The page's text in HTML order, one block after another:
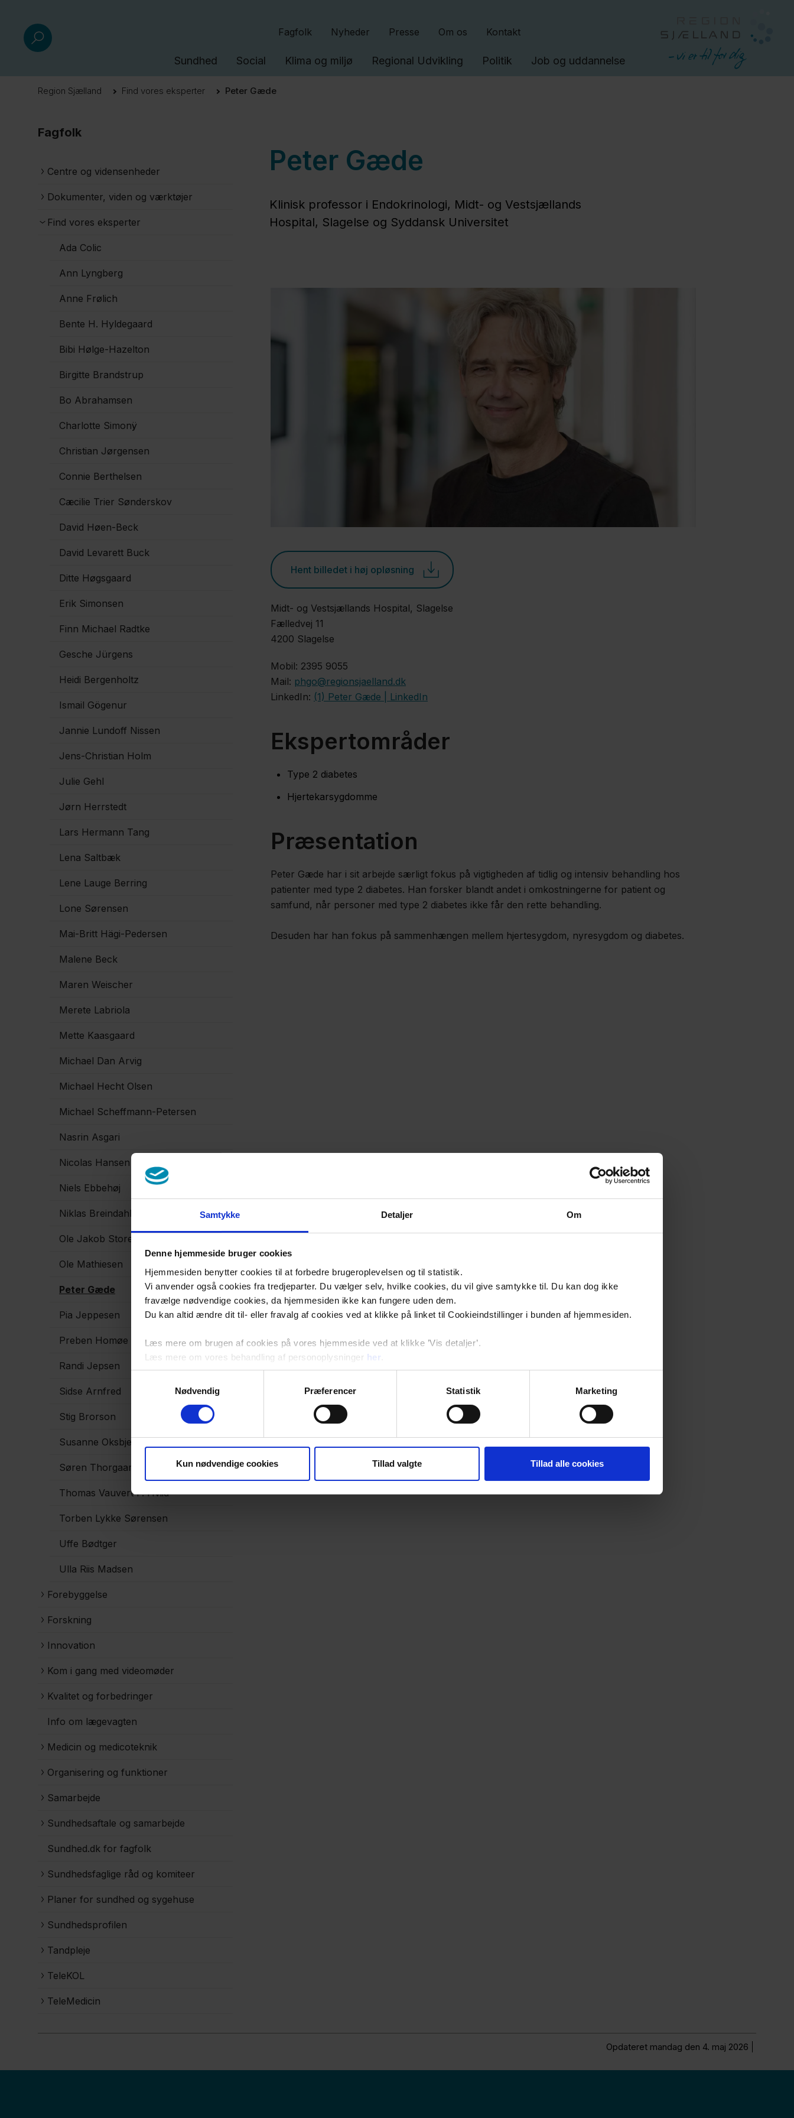
Samtykke Detaljer Om
Denne hjemmeside bruger cookies
Hjemmesiden benytter cookies til at forbedre brugeroplevelsen og til statistik.
Vi anvender også cookies fra tredjeparter. Du vælger selv, hvilke cookies, du vil give samtykke til. Du kan dog ikke
fravælge nødvendige cookies, da hjemmesiden ikke kan fungere uden dem.
Du kan altid ændre dit til- eller fravalg af cookies ved at klikke på linket til Cookieindstillinger i bunden af hjemmesiden.
Læs mere om brugen af cookies på vores hjemmeside ved at klikke ’Vis detaljer’.
Læs mere om vores behandling af personoplysninger her
Nødvendig
Præferencer Statistik Marketing
Kun nødvendige cookies Tillad valgte Tillad alle cookies
Fagfolk Nyheder Presse Om os Kontakt
Sundhed Social Klima og miljø Regional Udvikling Politik Job og uddannelse
Region Sjælland Find vores eksperter Peter Gæde
Fagfolk
Centre og vidensenheder
Dokumenter, viden og værktøjer
Find vores eksperter
Ada Colic
Ann Lyngberg
Anne Frølich
Bente H. Hyldegaard
Bibi Hølge-Hazelton
Birgitte Brandstrup
Bo Abrahamsen
Charlotte Simonÿ
Christian Jørgensen
Connie Berthelsen
Cæcilie Trier Sønderskov
David Høen-Beck
David Levarett Buck
Ditte Høgsgaard
Erik Simonsen
Finn Michael Radtke
Gesche Jürgens
Heidi Bergenholtz
Ismail Gögenur
Jannie Lundoff Nissen
Jens-Christian Holm
Julie Gehl
Jørn Herrstedt
Lars Hermann Tang
Lena Saltbæk
Lene Lauge Berring
Lone Sørensen
Mai-Britt Hägi-Pedersen
Malene Beck
Maren Weischer
Merete Labriola
Mette Kaasgaard
Michael Dan Arvig
Michael Hecht Olsen
Michael Scheffmann-Petersen
Nasrin Asgari
Nicolas Hansen
Niels Ebbehøj
Niklas Breindahl
Ole Jakob Storebø
Ole Mathiesen
Peter Gæde
Pia Jeppesen
Preben Homøe
Randi Jepsen
Sidse Arnfred
Stig Brorson
Susanne Oksbjerg Dalton
Søren Thorgaard Skou
Thomas Vauvert F. Hviid
Torben Lykke Sørensen
Uffe Bødtger
Ulla Riis Madsen
Forebyggelse
Forskning
Innovation
Kom i gang med videomøder
Kvalitet og forbedringer
Info om lægevagten
Medicin og medicoteknik
Organisering og funktioner
Samarbejde
Sundhedsaftale og samarbejde
Sundhed.dk for fagfolk
Sundhedsfaglige råd og komiteer
Planer for sundhed og sygehuse
Sundhedsprofilen
Tandpleje
TeleKOL
TeleMedicin
Peter Gæde
Klinisk professor i Endokrinologi, Midt- og Vestsjællands
Hospital, Slagelse og Syddansk Universitet
Hent billedet i høj opløsning
Midt- og Vestsjællands Hospital, Slagelse
Fælledvej 11
4200 Slagelse
Mobil: 2395 9055
Mail: phgo@regionsjaelland.dk
LinkedIn: (1) Peter Gæde | LinkedIn
Ekspertområder
Type 2 diabetes
Hjertekarsygdomme
Præsentation
Peter Gæde har i sit arbejde særligt fokus på vigtigheden af tidlig og intensiv behandling hos
patienter med type 2 diabetes. Han forsker blandt andet i omkostningerne for patient og
samfund, når personer med type 2 diabetes ikke får den rette behandling.
Desuden har han fokus på sammenhængen mellem hjertesygdom, nyresygdom og diabetes.
Opdateret mandag den 4. maj 2026